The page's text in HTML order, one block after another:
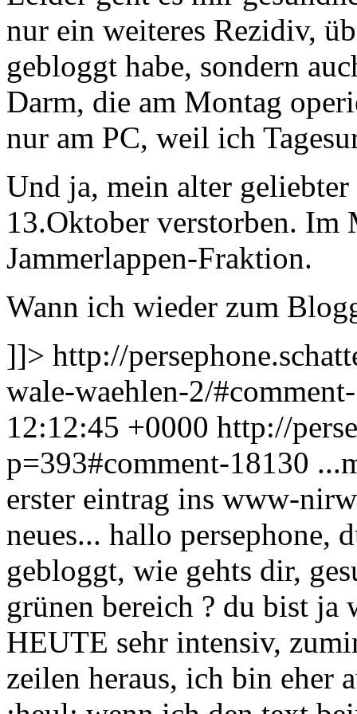
nur ein weiteres Rezidiv,
gebloggt habe, sondern
Darm, die am Montag
nur am PC, weil ich
Und ja, mein alter
13.Oktober verstorben. Im
Jammerlappen-Fraktion.
Wann ich wieder zum
]]> http://
wale-waehlen-2/
12:12:45 +0000 http://
p=393#comment-18130
erster eintrag ins www-
neues... hallo persephone,
gebloggt, wie gehts dir,
grünen bereich ? du bist
HEUTE sehr intensiv,
zeilen heraus, ich bin eher